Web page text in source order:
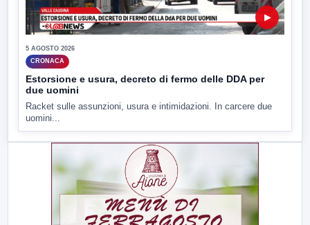
▶
5 AGOSTO 2026
CRONACA
Estorsione e usura, decreto di fermo delle DDA per
due uomini
Racket sulle assunzioni, usura e intimidazioni. In carcere due
uomini...